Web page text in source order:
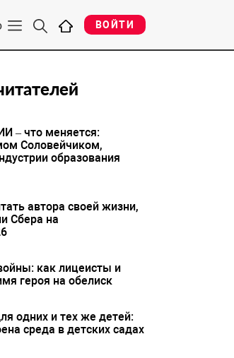
ВОЙТИ
– что меняется:
Соловейчиком,
образования
автора своей жизни,
Сбера на
как лицеисты и
героя на обелиск
одних и тех же детей:
среда в детских садах